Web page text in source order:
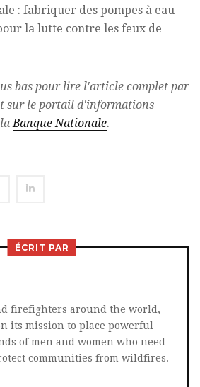
: fabriquer des pompes à eau
la lutte contre les feux de
bas pour lire l'article complet par
sur le portail d'informations
Banque Nationale.
SHARE
FACEBOOKLINKEDIN
ÉCRIT PAR
firefighters around the world,
its mission to place powerful
of men and women who need
communities from wildfires.